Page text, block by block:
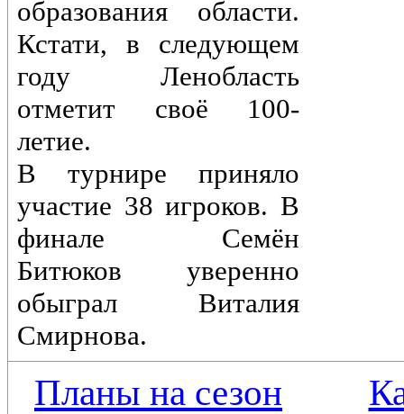
образования области.
Кстати, в следующем
году Ленобласть
отметит своё 100-
летие.
В турнире приняло
участие 38 игроков. В
финале Семён
Битюков уверенно
обыграл Виталия
Смирнова.
Планы на сезон